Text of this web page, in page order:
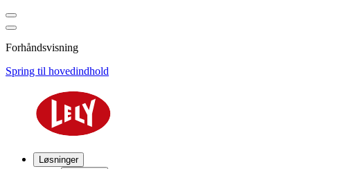
Forhåndsvisning
Spring til hovedindhold
Løsninger